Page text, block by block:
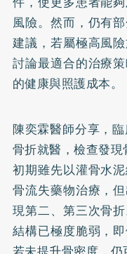
風險。然而，仍有
建議，若屬極高風
討論最適合的治療
的健康與照護成本。
陳奕霖醫師分享，
骨折就醫，檢查發現
初期雖先以灌骨水
骨流失藥物治療，
現第二、第三次骨
結構已極度脆弱，